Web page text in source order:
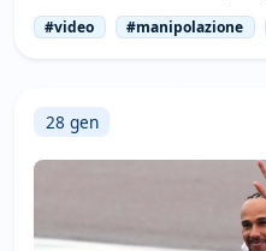
#video #manipolazione
28 gen